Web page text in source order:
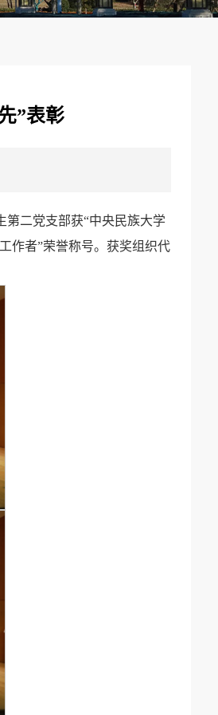
”表彰
第二党支部获“中央民族大学
作者”荣誉称号。获奖组织代